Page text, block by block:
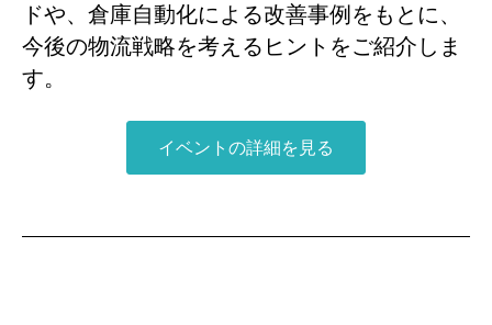
ドや、倉庫自動化による改善事例をもとに、
今後の物流戦略を考えるヒントをご紹介しま
す。
イベントの詳細を見る